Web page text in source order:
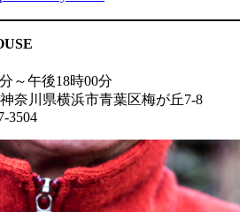
～午後18時00分
奈川県横浜市青葉区梅が丘7-8